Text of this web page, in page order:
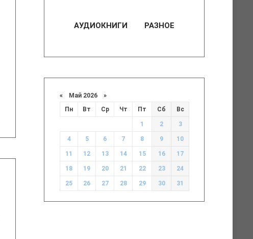
АУДИОКНИГИ РАЗНОЕ
« Май 2026 »
Пн
Вт Ср Чт Пт Сб Вс
1 2 3
4 5 6 7 8 9 10
11 12 13 14 15 16 17
18 19 20 21 22 23 24
25 26 27 28 29 30 31